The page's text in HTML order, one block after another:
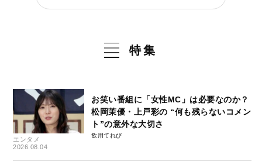
特集
エンタメ
2026.08.04
お笑い番組に「女性MC」は必要なのか？
松岡茉優・上戸彩の “何も残らないコメン
ト”の意外な大切さ
飲用てれび